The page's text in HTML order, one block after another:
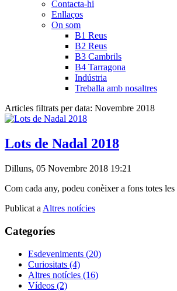
Contacta-hi
Enllaços
On som
B1 Reus
B2 Reus
B3 Cambrils
B4 Tarragona
Indústria
Treballa amb nosaltres
Articles filtrats per data: Novembre 2018
Lots de Nadal 2018
Dilluns, 05 Novembre 2018 19:21
Com cada any, podeu conèixer a fons totes
Publicat a Altres notícies
Categoríes
Esdeveniments (20)
Curiositats (4)
Altres notícies (16)
Vídeos (2)